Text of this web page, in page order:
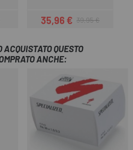
Prezzo
35,96 €Prezzo base
39,95 €
QUESTO
ANCHE: